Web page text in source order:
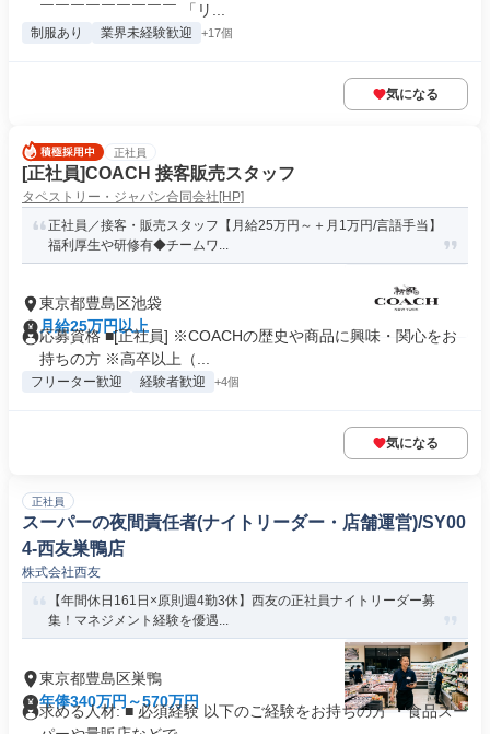
￣￣￣￣￣￣￣￣￣ 「リ...
制服あり 業界未経験歓迎 +17個
気になる
正社員
[正社員]COACH 接客販売スタッフ
タペストリー・ジャパン合同会社[HP]
正社員／接客・販売スタッフ【月給25万円～＋月1万円/言語手当】
福利厚生や研修有◆チームワ...
東京都豊島区池袋
月給25万円以上
応募資格 ■[正社員] ※COACHの歴史や商品に興味・関心をお
持ちの方 ※高卒以上（...
フリーター歓迎 経験者歓迎 +4個
気になる
正社員
スーパーの夜間責任者(ナイトリーダー・店舗運営)/SY00
4-西友巣鴨店
株式会社西友
【年間休日161日×原則週4勤3休】西友の正社員ナイトリーダー募
集！マネジメント経験を優遇...
東京都豊島区巣鴨
年俸340万円～570万円
求める人材: ■ 必須経験 以下のご経験をお持ちの方 ・食品スー